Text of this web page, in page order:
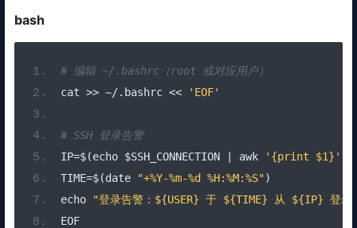
bash
# 编辑 ~/.bashrc（root 或对应用户）
cat >> ~/. bashrc << 'EOF'
# SSH 登录告警
IP=$(echo $SSH_CONNECTION awk '{print $1}'
TIME=$(date "+%Y-%m-%d %H:%M:%S")
echo
"登录告警：${USER} 于 ${TIME} 从 ${IP} 登录
EOF